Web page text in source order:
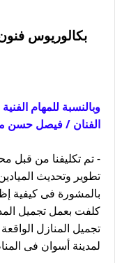
بكالوريوس
وبالنسبة للمهام
الفنان / فيصل حسن
- تم تكليفنا من قبل
تطوير وتحديث
بالمشورة فى كيفية
كلفت بعمل تجميل
تجميل المنازل
لمدينة أسوان فى